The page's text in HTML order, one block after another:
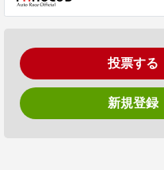
投票する
新規登録